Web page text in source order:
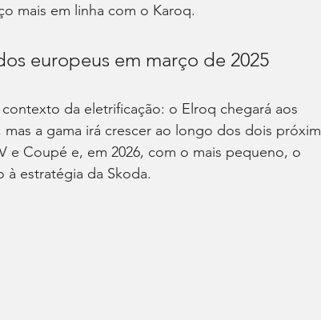
mais em linha com o Karoq.
europeus em março de 2025
da eletrificação: o Elroq chegará aos
a gama irá crescer ao longo dos dois
e Coupé e, em 2026, com o mais pequeno, o
estratégia da Skoda.